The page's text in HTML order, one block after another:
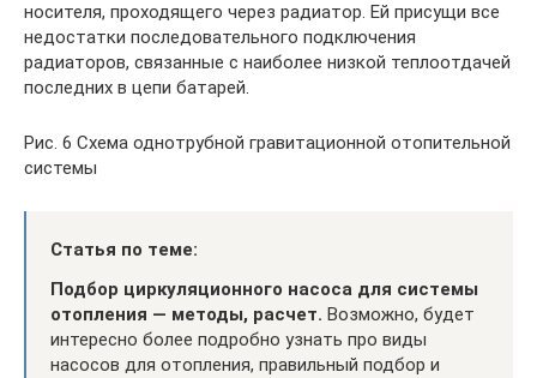
носителя, проходящего через радиатор. Ей присущи все
недостатки последовательного подключения
радиаторов, связанные с наиболее низкой теплоотдачей
последних в цепи батарей.
Рис. 6 Схема однотрубной гравитационной отопительной
системы
Статья по теме:
Подбор циркуляционного насоса для системы
отопления — методы, расчет. Возможно, будет
интересно более подробно узнать про виды
насосов для отопления, правильный подбор и